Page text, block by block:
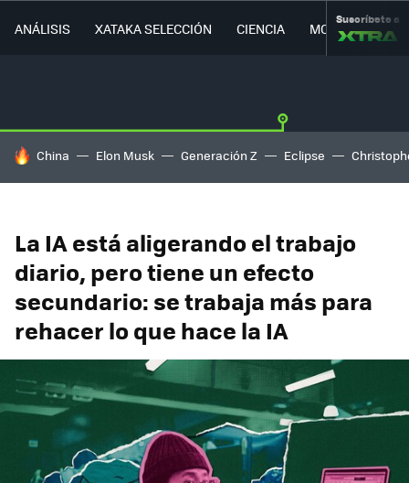
ANÁLISIS XATAKA SELECCIÓN CIENCIA MOVILIDAD
Suscríbete a
HOY SE HABLA DE
China Elon Musk Generación Z Eclipse
La IA está aligerando el trabajo
diario, pero tiene un efecto
secundario: se trabaja más para
rehacer lo que hace la IA